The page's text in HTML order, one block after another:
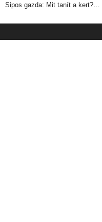
Sipos gazda: Mit tanít a kert?…